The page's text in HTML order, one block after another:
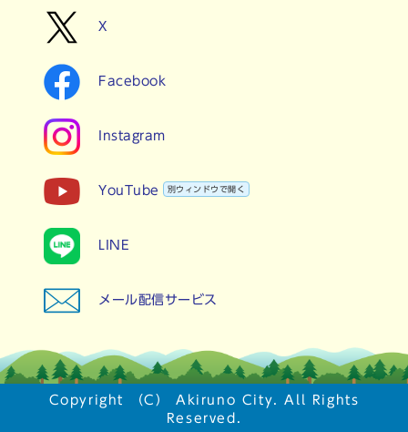
X
Facebook
Instagram
YouTube 別ウィンドウで開く
LINE
メール配信サービス
Copyright （C） Akiruno City. All Rights
Reserved.